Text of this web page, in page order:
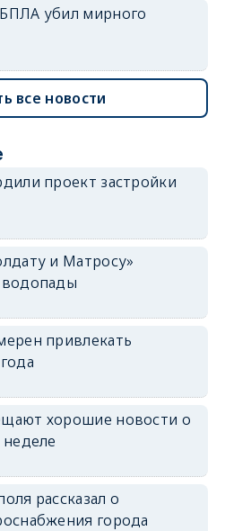
убил мирного
все новости
проект застройки
и Матросу»
водопады
привлекать
хорошие новости о
рассказал о
города